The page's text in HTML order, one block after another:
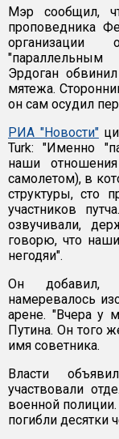
Мэр сообщил,
проповедника
организации
"параллельным
Эрдоган
мятежа.
он сам осудил
РИА "Новости"
Turk: "Именно
наши
самолетом), в
структуры, сто
участников
озвучивали,
говорю, что
негодяи".
Он добавил,
намеревалось
арене. "Вчера у
Путина. Он того
имя советника.
Власти
участвовали
военной
погибли десятки